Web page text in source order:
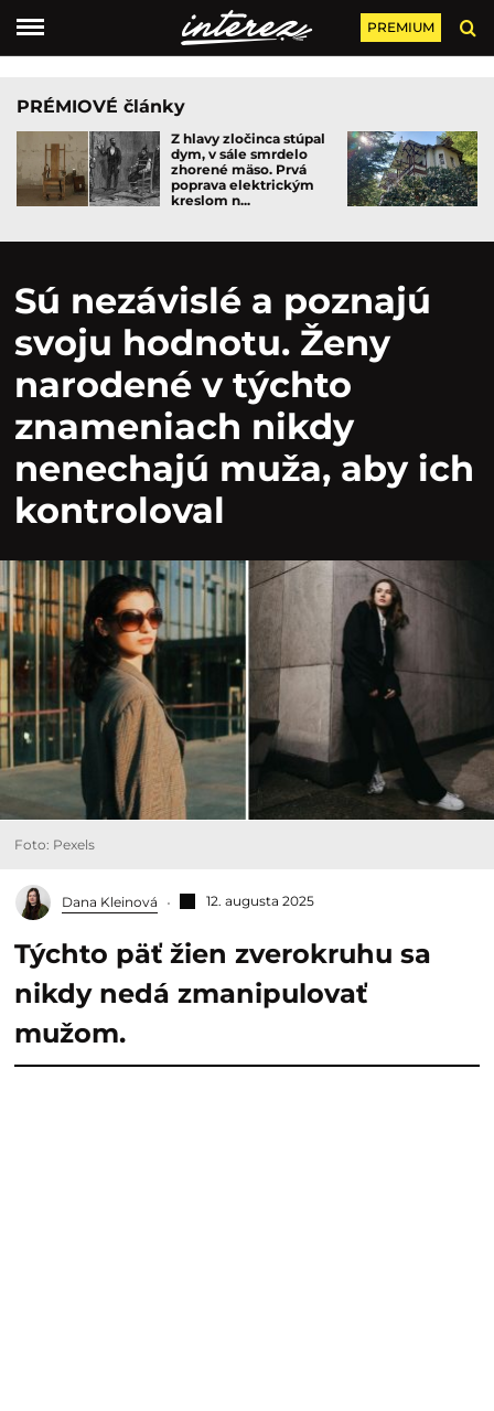
PREMIUM
PRÉMIOVÉ články
Z hlavy zločinca stúpal
dym, v sále smrdelo
zhorené mäso. Prvá
poprava elektrickým
kreslom n...
Sú nezávislé a poznajú
svoju hodnotu. Ženy
narodené v týchto
znameniach nikdy
nenechajú muža, aby ich
kontroloval
Foto: Pexels
Dana Kleinová 12. augusta 2025
Týchto päť žien zverokruhu sa
nikdy nedá zmanipulovať
mužom.